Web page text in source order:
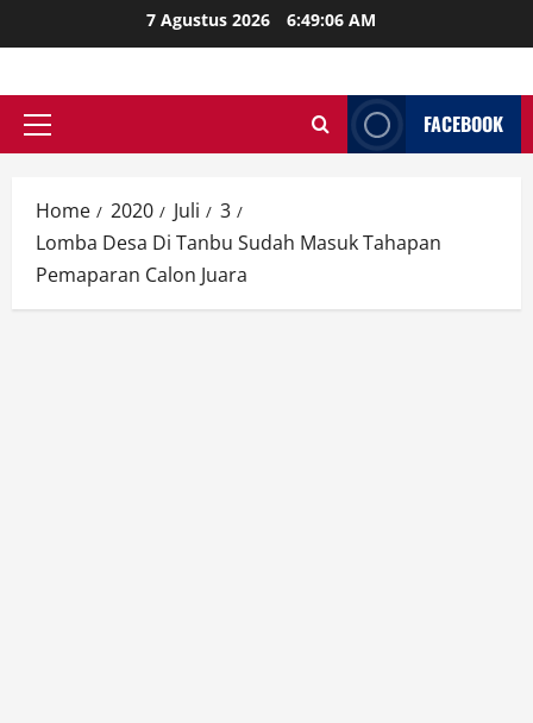
to
7 Agustus 2026 6:49:08 AM
Primary
FACEBOOK
Home 2020 Juli
3
Lomba Desa Di Tanbu Sudah Masuk Tahapan
Pemaparan Calon Juara